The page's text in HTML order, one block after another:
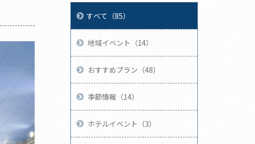
すべて（85）
地域イベント（14）
おすすめプラン（48）
季節情報（14）
ホテルイベント（3）